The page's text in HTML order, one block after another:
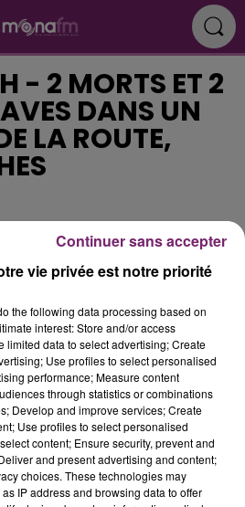
- 2 MORTS ET 2
DANS UN
LA ROUTE,
vie privée est notre priorité
the following data processing based on
interest: Store and/or access
limited data to select advertising; Create
Use profiles to select personalised
performance; Measure content
through statistics or combinations
Develop and improve services; Create
Use profiles to select personalised
content; Ensure security, prevent and
and present advertising and content;
choices. These technologies may
IP address and browsing data to offer
Continuer sans accepter